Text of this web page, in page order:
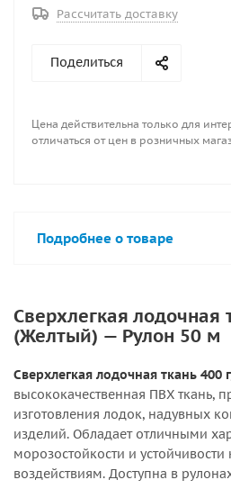
Рассчитать доставку
Поделиться
Цена действительна только для
отличаться от цен в розничных
Подробнее о товаре
Сверхлегкая лодочная
(Желтый) — Рулон 50 м
Сверхлегкая лодочная ткань 400
высококачественная ПВХ ткань,
изготовления лодок, надувных
изделий. Обладает отличными
морозостойкости и
воздействиям. Доступна в